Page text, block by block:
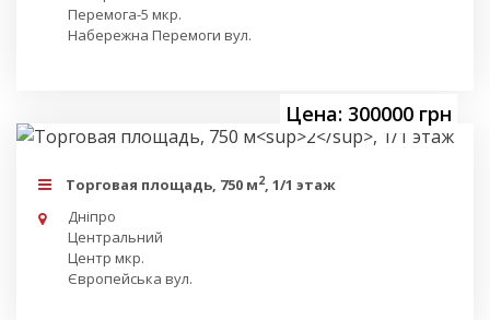
Перемога-5 мкр.
Набережна Перемоги вул.
Цена: 300000 грн
Торговая площадь, 750 м2, 1/1 этаж
Дніпро
Центральний
Центр мкр.
Європейська вул.